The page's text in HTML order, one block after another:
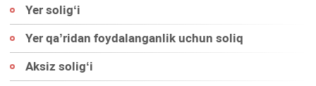
Yer soligʻi
Yer qa’ridan foydalanganlik uchun soliq
Aksiz soligʻi